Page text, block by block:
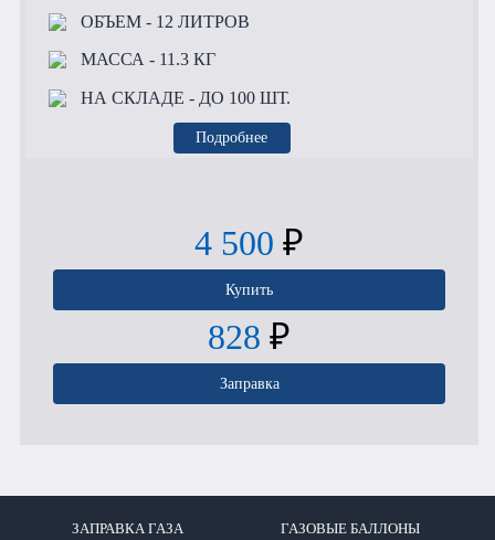
ОБЪЕМ- 12 ЛИТРОВ
МАССА- 11.3 КГ
НА СКЛАДЕ - ДО 100 ШТ.
Подробнее
4 500 ₽
Купить
828 ₽
Заправка
ЗАПРАВКА ГАЗА ГАЗОВЫЕ БАЛЛОНЫ